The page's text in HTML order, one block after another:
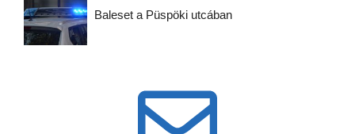
Baleset a Püspöki utcában